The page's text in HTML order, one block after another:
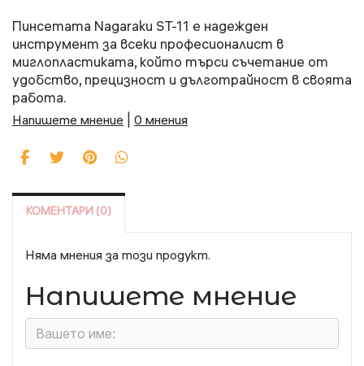
Пинсетата Nagaraku ST-11 е надежден
инструмент за всеки професионалист в
миглопластиката, който търси съчетание от
удобство, прецизност и дълготрайност в своята
работа.
Напишете мнение 0 мнения
КОМЕНТАРИ (0)
Няма мнения за този продукт.
Напишете мнение